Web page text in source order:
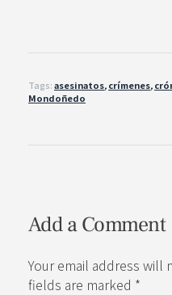
Tags:asesinatos,crímenes,
Mondoñedo
Add a Comment
Your email address will
fields are marked *